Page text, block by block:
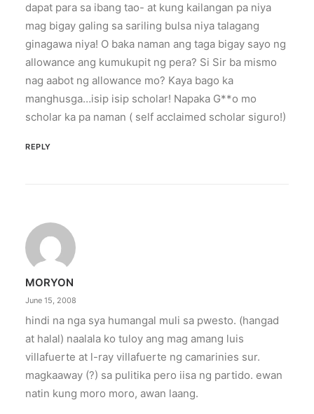
dapat para sa ibang tao- at kung kailangan pa niya
mag bigay galing sa sariling bulsa niya talagang
ginagawa niya! O baka naman ang taga bigay sayo ng
allowance ang kumukupit ng pera? Si Sir ba mismo
nag aabot ng allowance mo? Kaya bago ka
manghusga…isip isip scholar! Napaka G**o mo
scholar ka pa naman ( self acclaimed scholar siguro!)
REPLY
MORYON
June 15, 2008
hindi na nga sya humangal muli sa pwesto. (hangad
at halal) naalala ko tuloy ang mag amang luis
villafuerte at l-ray villafuerte ng camarinies sur.
magkaaway (?) sa pulitika pero iisa ng partido. ewan
natin kung moro moro, awan laang.